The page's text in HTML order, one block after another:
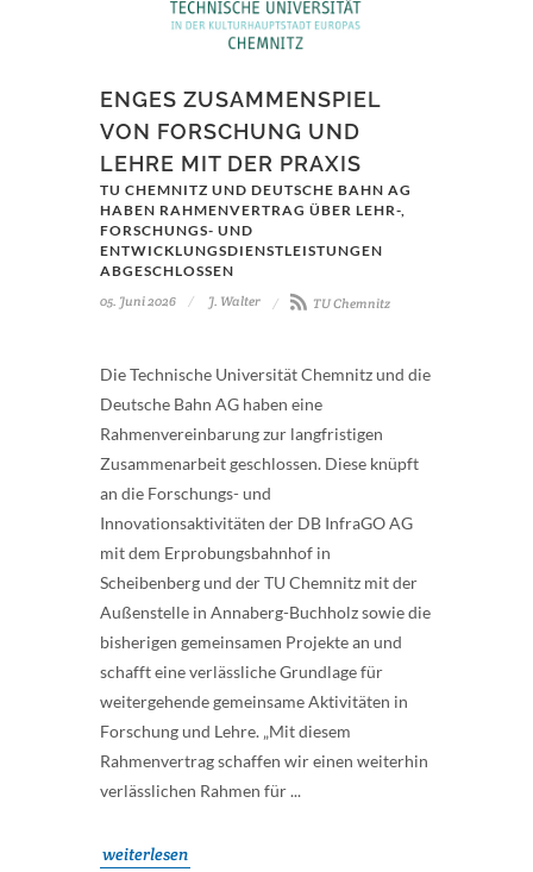
ENGES ZUSAMMENSPIEL
VON FORSCHUNG UND
LEHRE MIT DER PRAXIS
TU CHEMNITZ UND DEUTSCHE BAHN AG
HABEN RAHMENVERTRAG ÜBER LEHR-,
FORSCHUNGS- UND
ENTWICKLUNGSDIENSTLEISTUNGEN
ABGESCHLOSSEN
05. Juni 2026
J. Walter TU Chemnitz
Die Technische Universität Chemnitz und die
Deutsche Bahn AG haben eine
Rahmenvereinbarung zur langfristigen
Zusammenarbeit geschlossen. Diese knüpft
an die Forschungs- und
Innovationsaktivitäten der DB InfraGO AG
mit dem Erprobungsbahnhof in
Scheibenberg und der TU Chemnitz mit der
Außenstelle in Annaberg-Buchholz sowie die
bisherigen gemeinsamen Projekte an und
schafft eine verlässliche Grundlage für
weitergehende gemeinsame Aktivitäten in
Forschung und Lehre. „Mit diesem
Rahmenvertrag schaffen wir einen weiterhin
verlässlichen Rahmen für ...
weiterlesen